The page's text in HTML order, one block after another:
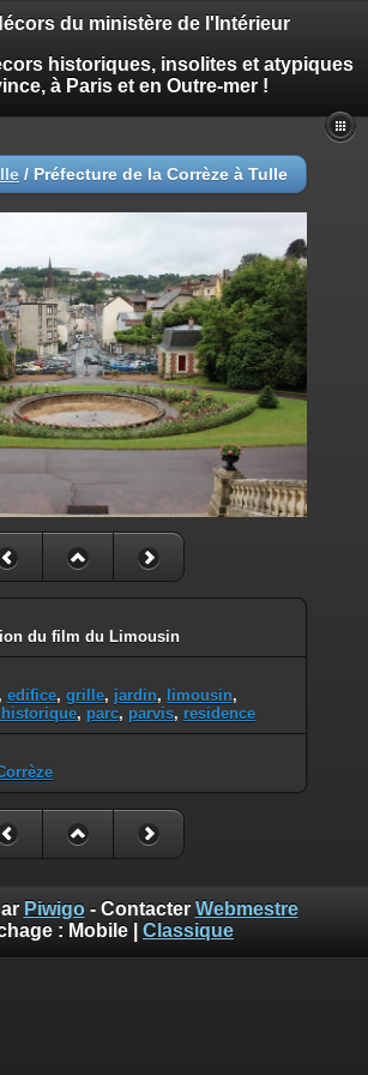
du ministère de l'Intérieur
historiques, insolites et atypiques
à Paris et en Outre-mer !
/ Préfecture de la Corrèze à Tulle
du film du Limousin
, edifice, grille, jardin, limousin,
, parc, parvis, residence
Piwigo- Contacter Webmestre
: Mobile Classique